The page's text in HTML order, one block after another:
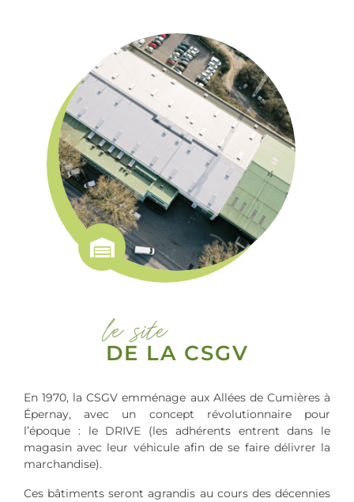
le site
DE LA CSGV
En 1970, la CSGV emménage aux Allées de Cumières à
Épernay, avec un concept révolutionnaire pour
l’époque : le DRIVE (les adhérents entrent dans le
magasin avec leur véhicule afin de se faire délivrer la
marchandise).
Ces bâtiments seront agrandis au cours des décennies